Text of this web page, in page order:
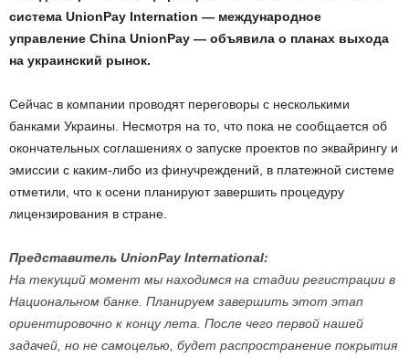
система UnionPay Internation — международное
управление China UnionPay — объявила о планах выхода
на украинский рынок.
Сейчас в компании проводят переговоры с несколькими
банками Украины. Несмотря на то, что пока не сообщается об
окончательных соглашениях о запуске проектов по эквайрингу и
эмиссии с каким-либо из финучреждений, в платежной системе
отметили, что к осени планируют завершить процедуру
лицензирования в стране.
Представитель UnionPay International:
На текущий момент мы находимся на стадии регистрации в
Национальном банке. Планируем завершить этот этап
ориентировочно к концу лета. После чего первой нашей
задачей, но не самоцелью, будет распространение покрытия